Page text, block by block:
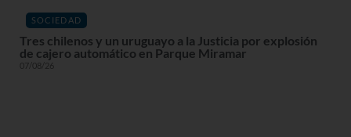
SOCIEDAD
Tres chilenos y un uruguayo a la Justicia por explosión
de cajero automático en Parque Miramar
07/08/26